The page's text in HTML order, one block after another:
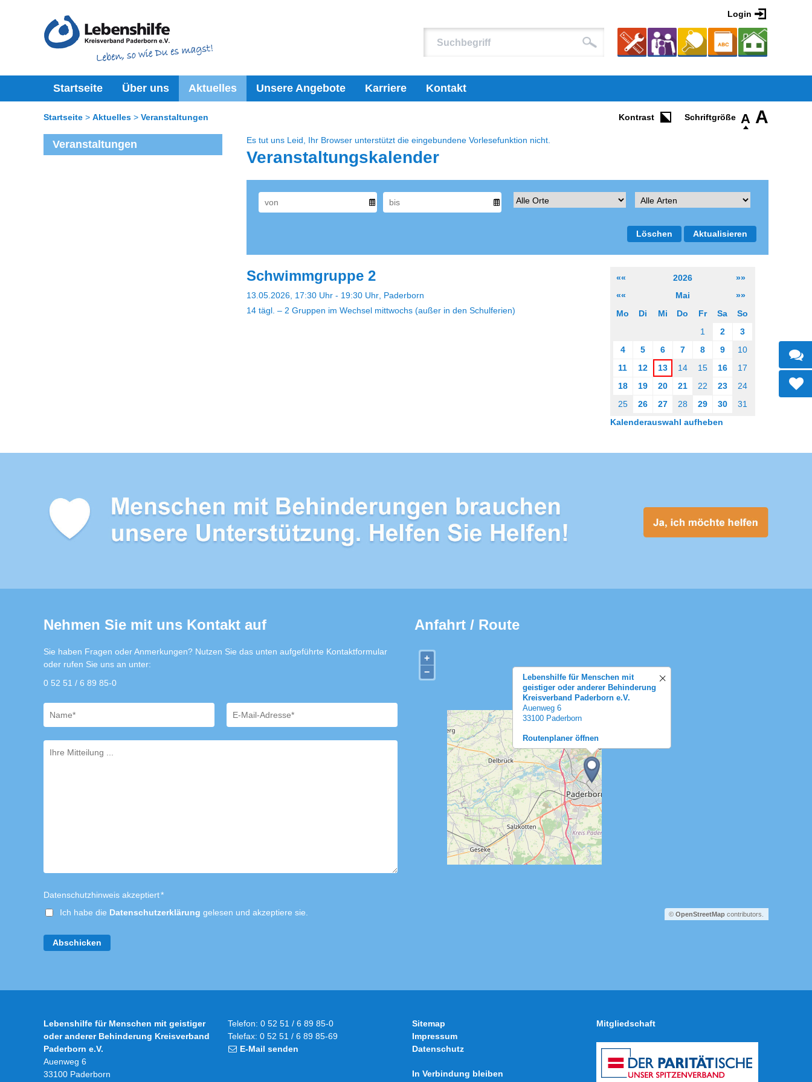
Login
Startseite Über uns Aktuelles Unsere Angebote Karriere Kontakt
A A
Kontrast
Startseite Aktuelles Veranstaltungen
Veranstaltungen Es tut uns Leid, Ihr Browser unterstützt die eingebundene Vorlesefunktion nicht.
Veranstaltungskalender
Löschen Aktualisieren
Schwimmgruppe 2
13.05.2026, 17:30 Uhr - 19:30 Uhr Paderborn
14 tägl. – 2 Gruppen im Wechsel mittwochs (außer in den Schulferien)
«« 2026
»»
««
Mai
»»
Mo
Di Mi Do Fr Sa
So
1
2
3
4
5 6 7 8 9
10
11
12 13 14 15 16
17
18
19 20 21 22 23
24
25
26 27 28 29 30
31
Kalenderauswahl aufheben
Nehmen Sie mit uns Kontakt auf
Sie haben Fragen oder Anmerkungen? Nutzen Sie das unten aufgeführte Kontaktformular
oder rufen Sie uns an unter:
0 52 51 / 6 89 85-0
Datenschutzhinweis akzeptiert*
Ich habe die Datenschutzerklärung gelesen und akzeptiere sie.
Abschicken
Anfahrt / Route
Lebenshilfe für Menschen mit
geistiger oder anderer Behinderung
Kreisverband Paderborn e.V.
Auenweg 6
33100 Paderborn
Routenplaner öffnen
+
−
©OpenStreetMap contributors.
Lebenshilfe für Menschen mit geistiger
oder anderer Behinderung Kreisverband
Paderborn e.V.
Auenweg 6
33100 Paderborn
Telefon: 0 52 51 / 6 89 85-0
Telefax: 0 52 51 / 6 89 85-69
E-Mail senden
Sitemap
Impressum
Datenschutz
In Verbindung bleiben
Mitgliedschaft